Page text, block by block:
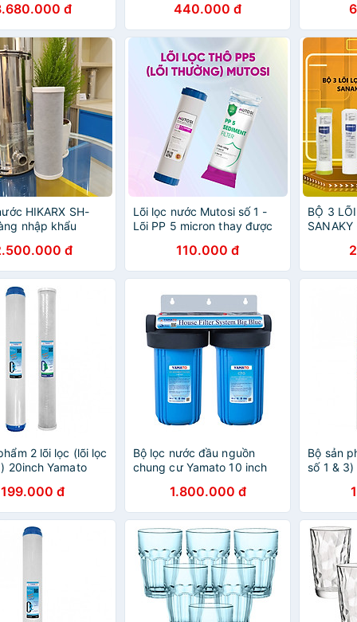
lần/1 năm đ
Diệt khuẩn, chống tái nhiễm
khuẩn
440.000 đ
nhanh -
lọc nước
HIKARX SH-
nhập khẩu
đ
Lõi lọc nước Mutosi số 1 -
Lõi PP 5 micron thay được
trường - LOIPP5M
110.000 đ
BỘ 3
2 lõi lọc (lõi lọc
20inch Yamato
199.000 đ
Bộ lọc nước đầu nguồn
chung cư Yamato 10 inch
(YBH10P5C)1.800.000 đ
Bộ sản
số 1 &